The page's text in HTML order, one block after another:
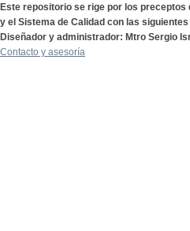
Este repositorio se rige por los
y el Sistema de Calidad con las
Diseñador y administrador: Mtro Sergio
Contacto y asesoría